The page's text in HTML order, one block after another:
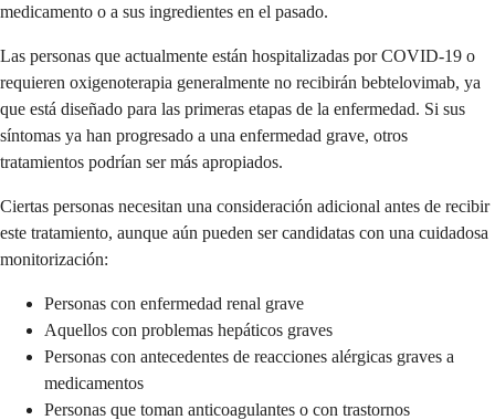
medicamento o a sus ingredientes en el pasado.
Las personas que actualmente están hospitalizadas por COVID-19 o
requieren oxigenoterapia generalmente no recibirán bebtelovimab, ya
que está diseñado para las primeras etapas de la enfermedad. Si sus
síntomas ya han progresado a una enfermedad grave, otros
tratamientos podrían ser más apropiados.
Ciertas personas necesitan una consideración adicional antes de recibir
este tratamiento, aunque aún pueden ser candidatas con una cuidadosa
monitorización:
Personas con enfermedad renal grave
Aquellos con problemas hepáticos graves
Personas con antecedentes de reacciones alérgicas graves a
medicamentos
Personas que toman anticoagulantes o con trastornos